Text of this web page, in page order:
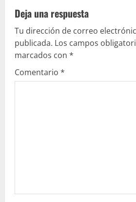
l
e
y
e
Deja una respuesta
Tu dirección de correo
publicada. Los campos
marcados con *
Comentario *